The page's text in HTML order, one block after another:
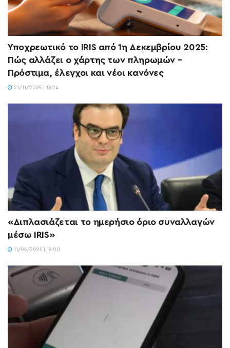
Υποχρεωτικό το IRIS από 1η Δεκεμβρίου 2025:
Πώς αλλάζει ο χάρτης των πληρωμών –
Πρόστιμα, έλεγχοι και νέοι κανόνες
21/11/2025 | 13:24
«Διπλασιάζεται το ημερήσιο όριο συναλλαγών
μέσω IRIS»
11/06/2025 | 18:00